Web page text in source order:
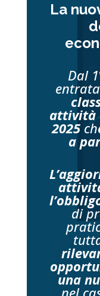
La
Dal
attività
2025 ch
a
di
una
nel